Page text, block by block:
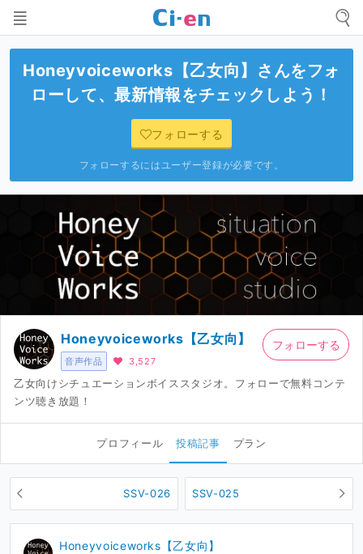
Honeyvoiceworks【乙女向】 さんをフォ
ローして、最新情報をチェックしよう！
フォローする
フォローするにはユーザー登録が必要です。
音声作品
Honeyvoiceworks【乙女向】
3,527
乙女向けシチュエーションボイススタジオ。フォローで無料コンテ
ンツ聴き放題！
フォローする
プロフィール 投稿記事 プラン
SSV-026 SSV-025
Honeyvoiceworks【乙女向】